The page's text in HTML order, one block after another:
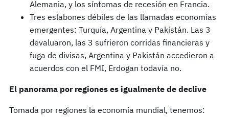
Alemania, y los síntomas de recesión en Francia.
Tres eslabones débiles de las llamadas economías
emergentes: Turquía, Argentina y Pakistán. Las 3
devaluaron, las 3 sufrieron corridas financieras y
fuga de divisas, Argentina y Pakistán accedieron a
acuerdos con el FMI, Erdogan todavía no.
El panorama por regiones es igualmente de declive
Tomada por regiones la economía mundial, tenemos: